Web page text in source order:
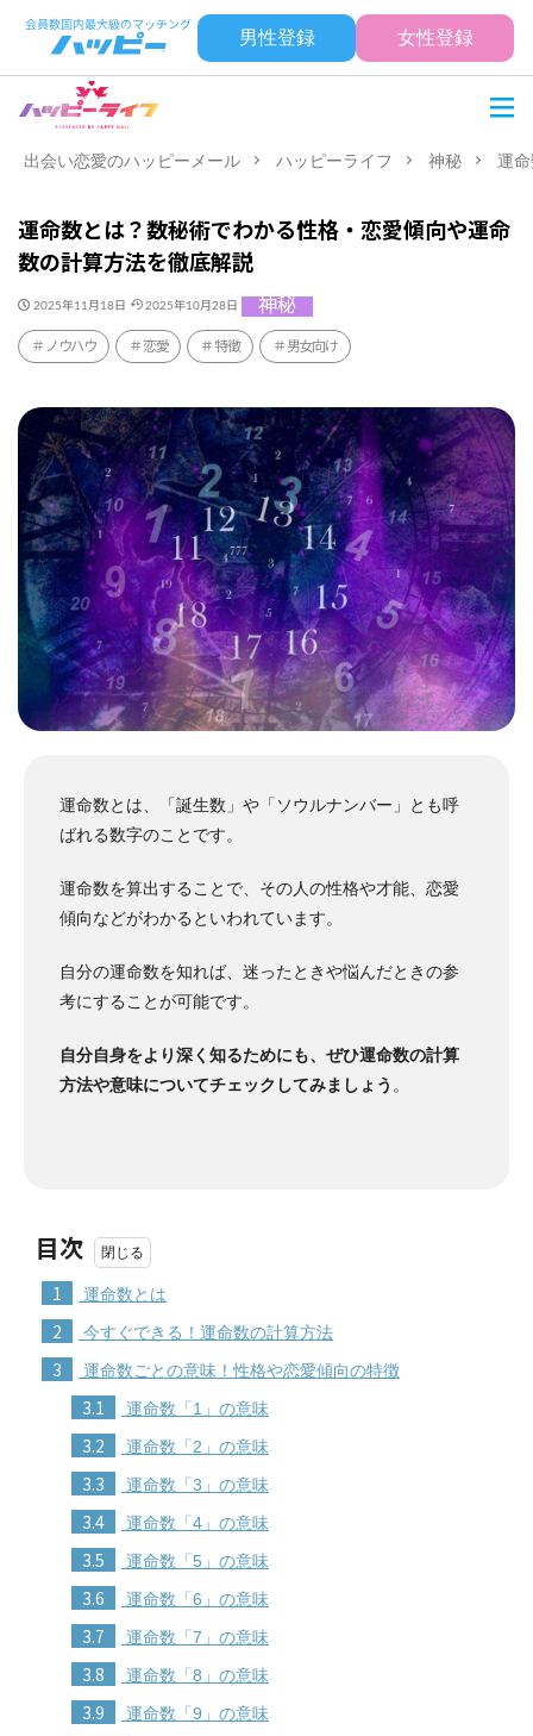
男性登録 女性登録
出会い恋愛のハッピーメール ハッピーライフ 神秘 運
運命数とは？数秘術でわかる性格・恋愛傾向や運命
数の計算方法を徹底解説
2025年11月18日 2025年10月28日 神秘
ノウハウ 恋愛 特徴 男女向け
運命数とは、「誕生数」や「ソウルナンバー」とも呼
ばれる数字のことです。
運命数を算出することで、その人の性格や才能、恋愛
傾向などがわかるといわれています。
自分の運命数を知れば、迷ったときや悩んだときの参
考にすることが可能です。
自分自身をより深く知るためにも、ぜひ運命数の計算
方法や意味についてチェックしてみましょう 。
目次
1 運命数とは
2 今すぐできる！運命数の計算方法
3 運命数ごとの意味！性格や恋愛傾向の特徴
3.1 運命数「1」の意味
3.2 運命数「2」の意味
3.3 運命数「3」の意味
3.4 運命数「4」の意味
3.5 運命数「5」の意味
3.6 運命数「6」の意味
3.7 運命数「7」の意味
3.8 運命数「8」の意味
3.9 運命数「9」の意味